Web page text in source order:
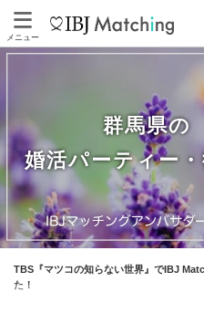
メニュー
群馬県の
婚活パーティー
TBS『マツコの知らない世界』でIBJ
た！